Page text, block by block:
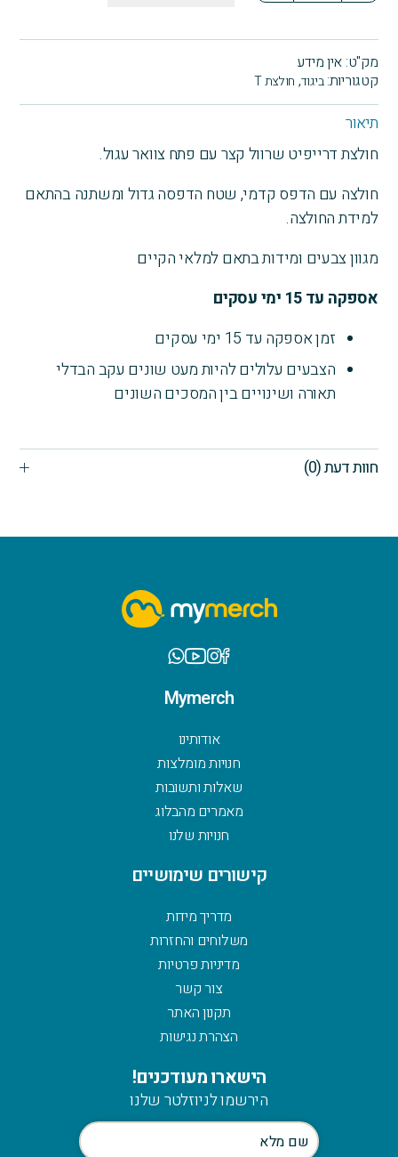
דרייפיט
חזירודינאמי
שרוול
תיאור
חולצת דרייפיט שרוול קצר עם פתח צוואר עגול.
חולצה עם הדפס קדמי, שטח הדפסה גדול ומשתנה בהתאם
למידת החולצה.
מגוון צבעים ומידות בתאם למלאי הקיים
אספקה עד 15 ימי עסקים
זמן אספקה עד 15 ימי עסקים
הצבעים עלולים להיות מעט שונים עקב הבדלי
תאורה ושינויים בין המסכים השונים
חוות דעת (0)
מק"ט: אין מידע
קטגוריות:ביגוד, חולצת T
Mymerch
אודותינו
חנויות מומלצות
שאלות ותשובות
מאמרים מהבלוג
חנויות שלנו
קישורים שימושיים
מדריך מידות
משלוחים והחזרות
מדיניות פרטיות
צור קשר
תקנון האתר
הצהרת נגישות
הישארו מעודכנים!
הירשמו לניוזלטר שלנו